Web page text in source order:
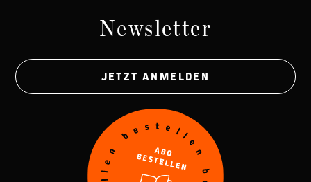
Newsletter
JETZT ANMELDEN